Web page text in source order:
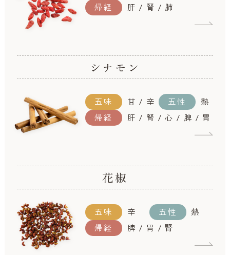
帰経
肝 / 腎 / 肺
シナモン
五味 甘 / 辛 五性
熱
帰経
肝 / 腎 / 心 / 脾 / 胃
花椒
五味 辛 五性
熱
帰経
脾 / 胃 / 腎